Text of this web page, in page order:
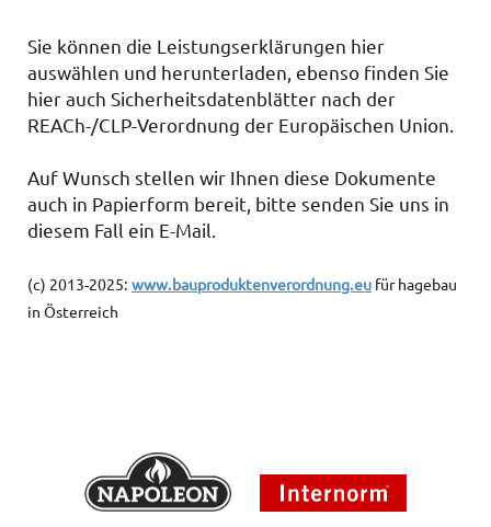
Sie können die Leistungserklärungen hier
auswählen und herunterladen, ebenso finden Sie
hier auch Sicherheitsdatenblätter nach der
REACh-/CLP-Verordnung der Europäischen Union.
Auf Wunsch stellen wir Ihnen diese Dokumente
auch in Papierform bereit, bitte senden Sie uns in
diesem Fall ein E-Mail.
(c) 2013-2025: www.bauproduktenverordnung.eu für hagebau
in Österreich